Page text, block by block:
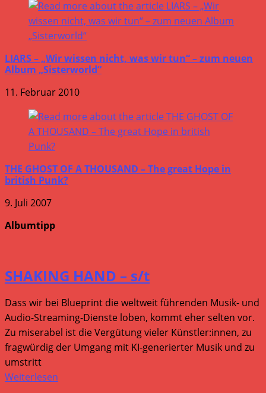
LIARS – „Wir wissen nicht, was wir tun“ – zum neuen
Album „Sisterworld“
11. Februar 2010
THE GHOST OF A THOUSAND – The great Hope in
british Punk?
9. Juli 2007
Albumtipp
SHAKING HAND – s/t
Dass wir bei Blueprint die weltweit führenden Musik- und
Audio-Streaming-Dienste loben, kommt eher selten vor.
Zu miserabel ist die Vergütung vieler Künstler:innen, zu
fragwürdig der Umgang mit KI-generierter Musik und zu
umstritt
Weiterlesen